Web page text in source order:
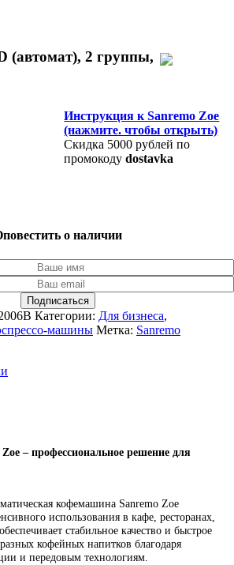
(автомат), 2 группы,
Инструкция к Sanremo Zoe
(нажмите. чтобы открыть)
Скидка 5000 рублей по
промокодуdostavka
о наличии
Подписаться
Категории: Для бизнеса,
машины Метка: Sanremo
– профессиональное решение для
кофемашина Sanremo Zoe
использования в кафе, ресторанах,
стабильное качество и быстрое
кофейных напитков благодаря
и передовым технологиям.